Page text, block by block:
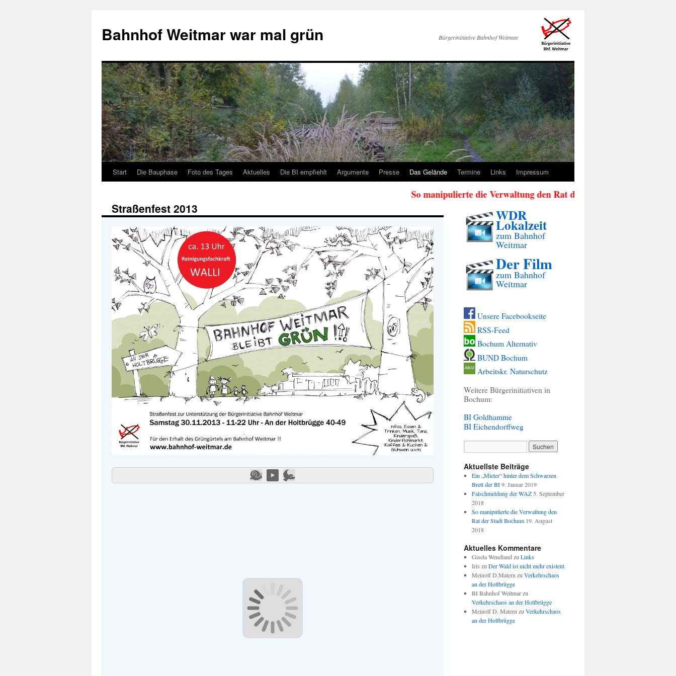
Bahnhof Weitmar war mal grün Bürgerinitiative Bahnhof Weitmar
Start Die Bauphase Foto des Tages Aktuelles Die BI empfiehlt Argumente Presse Das Gelände Termine Links Impressum
So manipulierte die Verwaltung den Rat der Stadt Bochum (siehe
Straßenfest 2013 WDR
Lokalzeit
zum Bahnhof
Weitmar
Der Film
zum Bahnhof
Weitmar
Unsere Facebookseite
RSS-Feed
Bochum Alternativ
BUND Bochum
Arbeitskr. Naturschutz
Weitere Bürgerinitiativen in
Bochum:
BI Goldhamme
BI Eichendorffweg
Aktuellste Beiträge
Ein „Mieter“ hinter dem Schwarzen
Brett der BI 9. Januar 2019
Falschmeldung der WAZ 5. September
2018
So manipulierte die Verwaltung den
Rat der Stadt Bochum 19. August
2018
Aktuelles Kommentare
Gisela Wendland zu Links
Iris zu Der Wald ist nicht mehr existent
Meinolf D.Matern zu Verkehrschaos
an der Holtbrügge
BI Bahnhof Weitmarzu
Verkehrschaos an der Holtbrügge
Meinolf D. Matern zu Verkehrschaos
an der Holtbrügge